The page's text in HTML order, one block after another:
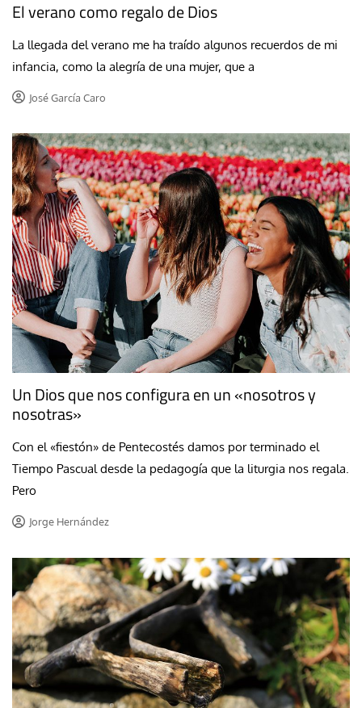
El verano como regalo de Dios
La llegada del verano me ha traído algunos recuerdos de mi
infancia, como la alegría de una mujer, que a
José García Caro
Un Dios que nos configura en un «nosotros y
nosotras»
Con el «fiestón» de Pentecostés damos por terminado el
Tiempo Pascual desde la pedagogía que la liturgia nos regala.
Pero
Jorge Hernández